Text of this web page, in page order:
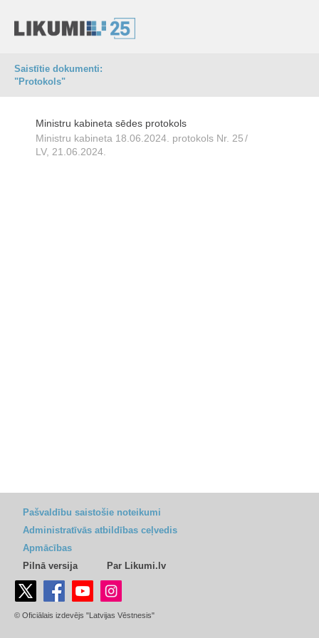
Saistītie dokumenti:
"Protokols"
Ministru kabineta sēdes protokols
Ministru kabineta 18.06.2024. protokols Nr. 25/
LV, 21.06.2024.
Pašvaldību saistošie noteikumi
Administratīvās atbildības ceļvedis
Apmācības
Pilnā versija
Par Likumi.lv
© Oficiālais izdevējs "Latvijas Vēstnesis"